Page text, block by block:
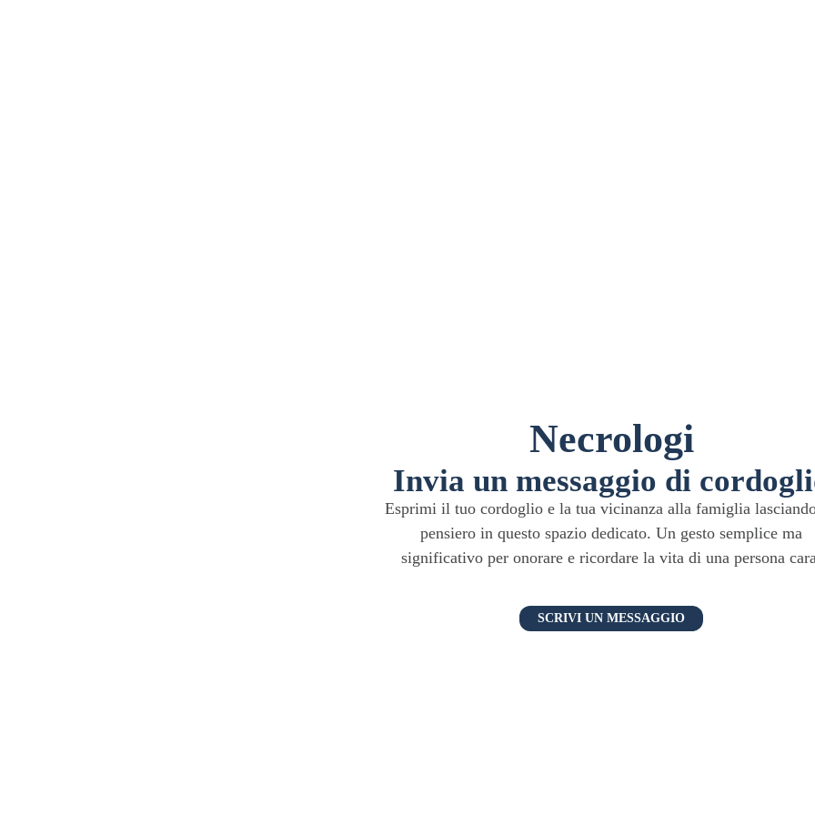
Necrologi
Invia un messaggio di
Esprimi il tuo cordoglio e la tua vicinanza alla famiglia
pensiero in questo spazio dedicato. Un gesto semplice ma
significativo per onorare e ricordare la vita di una persona
SCRIVI UN MESSAGGIO